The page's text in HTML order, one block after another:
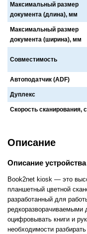
Максимальный размер
документа (длина), мм
Максимальный размер
документа (ширина), мм
Совместимость
Автоподатчик (ADF)
Дуплекс
Скорость сканирования,
Описание
Описание устройства
Book2net kiosk — это
планшетный цветной
разработанный для
редкоразворачиваемыми
оцифровывать книги и
необходимости